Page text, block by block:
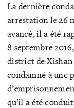
La dernière
arrestation le 26
avancé, il a été
8 septembre
district de Xishan
condamné à une
qu’il a été